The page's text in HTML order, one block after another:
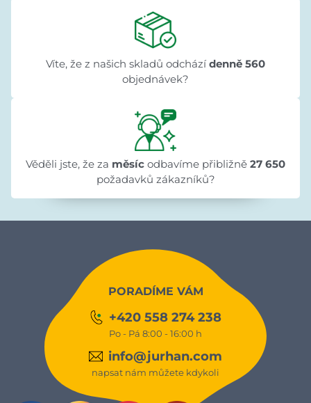
Víte, že z našich skladů odchází denně 560
objednávek?
Věděli jste, že za měsíc odbavíme přibližně 27 650
požadavků zákazníků?
PORADÍME VÁM
+420 558 274 238
Po - Pá 8:00 - 16:00 h
info@jurhan.com
napsat nám můžete kdykoli